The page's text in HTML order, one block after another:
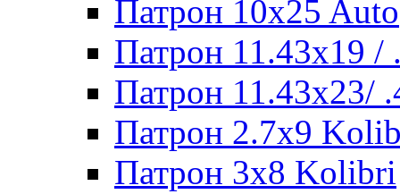
Патрон 10x25 Auto
Патрон 11.43x19 /
Патрон 11.43x23/
Патрон 2.7x9
Патрон 3x8 Kolibri